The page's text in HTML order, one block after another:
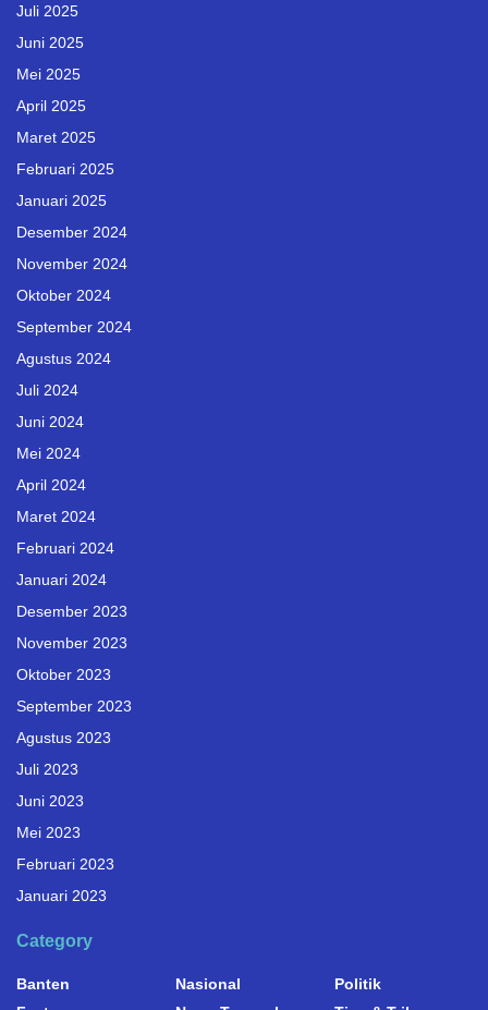
Juli 2025
Juni 2025
Mei 2025
April 2025
Maret 2025
Februari 2025
Januari 2025
Desember 2024
November 2024
Oktober 2024
September 2024
Agustus 2024
Juli 2024
Juni 2024
Mei 2024
April 2024
Maret 2024
Februari 2024
Januari 2024
Desember 2023
November 2023
Oktober 2023
September 2023
Agustus 2023
Juli 2023
Juni 2023
Mei 2023
Februari 2023
Januari 2023
Category
Banten
Nasional
Politik